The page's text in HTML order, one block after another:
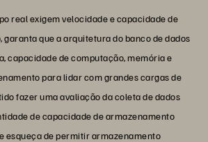
real exigem velocidade e capacidade de
que a arquitetura do banco de dados
capacidade de computação, memória e
para lidar com grandes cargas de
fazer uma avaliação da coleta de dados
de capacidade de armazenamento
esqueça de permitir armazenamento